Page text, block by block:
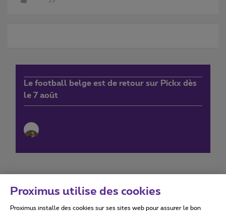
Le football belge est de retour sur Pickx dès
le 7 août
Proximus utilise des cookies
Proximus installe des cookies sur ses sites web pour assurer le bon